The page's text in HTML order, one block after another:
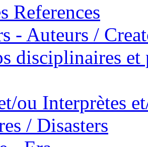
References
- Auteurs /
disciplinaires
ou Interprètes
/ Disasters